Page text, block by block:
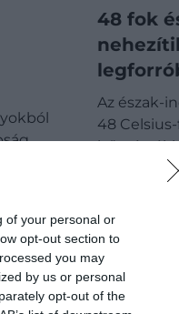
of your personal or
opt-out section to
you may
by us or personal
opt-out of the
48 fok
Az észak-
48